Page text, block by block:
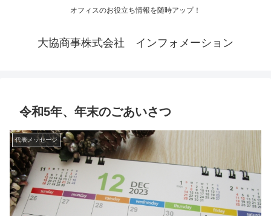
オフィスのお役立ち情報を随時アップ！
大協商事株式会社 インフォメーション
令和5年、年末のごあいさつ
代表メッセージ